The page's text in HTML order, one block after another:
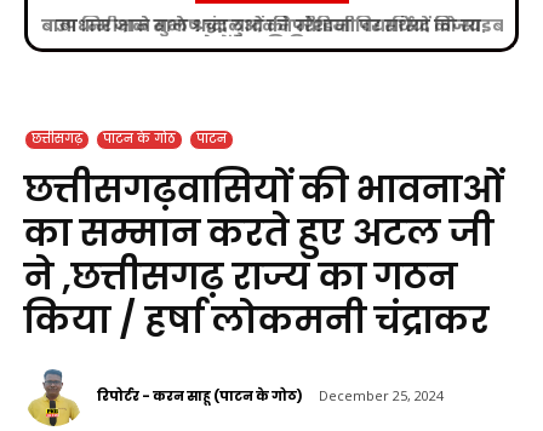
उप निरीक्षक सुभाष चंद्र यादव ने मीडिया विद्यार्थियों को साइबर
अपराधों के प्रति किया जागरूक
छत्तीसगढ़ पाटन के गोठ पाटन
छत्तीसगढ़वासियों की भावनाओं
का सम्मान करते हुए अटल जी
ने ,छत्तीसगढ़ राज्य का गठन
किया / हर्षा लोकमनी चंद्राकर
रिपोर्टर - करन साहू (पाटन के गोठ) December 25, 2024